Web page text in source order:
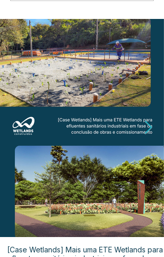
[Case Wetlands] Mais uma ETE Wetlands para